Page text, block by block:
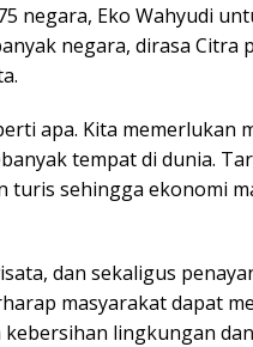
negara, Eko Wahyudi
negara, dirasa Citra
apa. Kita memerlukan
tempat di dunia.
turis sehingga ekonomi
dan sekaligus
masyarakat dapat
lingkungan